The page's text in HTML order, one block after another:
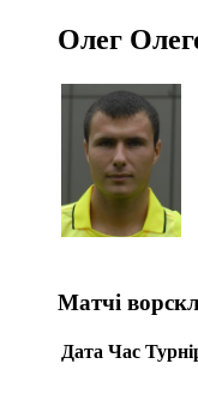
Олег
Матчі
Дата Час